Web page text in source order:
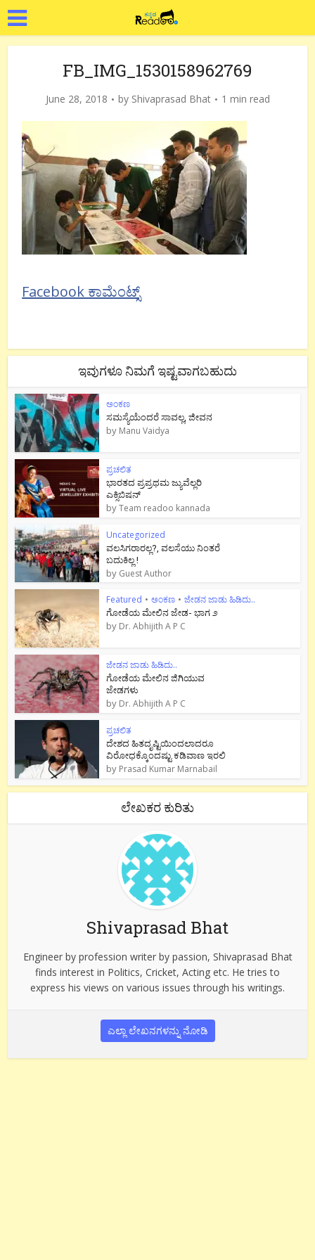
FB_IMG_1530158962769
June 28, 2018 by Shivaprasad Bhat 1 min read
Facebook ಕಾಮೆಂಟ್ಸ್
ಇವುಗಳೂ ನಿಮಗೆ ಇಷ್ಟವಾಗಬಹುದು
ಅಂಕಣ
ಸಮಸ್ಯೆಯೆಂದರೆ ಸಾವಲ್ಲ, ಜೀವನ
by Manu Vaidya
ಪ್ರಚಲಿತ
ಭಾರತದ ಪ್ರಪ್ರಥಮ ಜ್ಯುವೆಲ್ಲರಿ
ಎಕ್ಸಿಬಿಷನ್
byTeam readoo kannada
Uncategorized
ವಲಸಿಗರಾರಲ್ಲ?, ವಲಸೆಯು ನಿಂತರೆ
ಬದುಕಿಲ್ಲ !
by Guest Author
Featured • ಅಂಕಣ • ಜೇಡನ ಜಾಡು ಹಿಡಿದು..
ಗೋಡೆಯ ಮೇಲಿನ ಜೇಡ- ಭಾಗ ೨
by Dr. Abhijith A P C
ಜೇಡನ ಜಾಡು ಹಿಡಿದು..
ಗೋಡೆಯ ಮೇಲಿನ ಜಿಗಿಯುವ
ಜೇಡಗಳು
by Dr. Abhijith A P C
ಪ್ರಚಲಿತ
ದೇಶದ ಹಿತದೃಷ್ಟಿಯಿಂದಲಾದರೂ
ವಿರೋಧಕ್ಕೊಂದಷ್ಟು ಕಡಿವಾಣ ಇರಲಿ
by Prasad Kumar Marnabail
ಲೇಖಕರ ಕುರಿತು
Shivaprasad Bhat
Engineer by profession writer by passion, Shivaprasad Bhat
finds interest in Politics, Cricket, Acting etc. He tries to
express his views on various issues through his writings.
ಎಲ್ಲಾ ಲೇಖನಗಳನ್ನು ನೋಡಿ